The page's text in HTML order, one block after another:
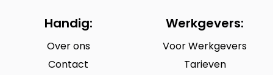
Handig:
Over ons
Contact
Werkgevers:
Voor Werkgevers
Tarieven